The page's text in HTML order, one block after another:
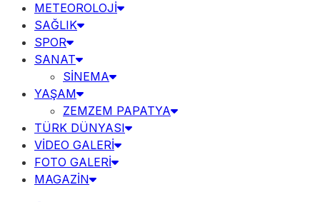
METEOROLOJİ
SAĞLIK
SPOR
SANAT
SİNEMA
YAŞAM
ZEMZEM PAPATYA
TÜRK DÜNYASI
VİDEO GALERİ
FOTO GALERİ
MAGAZİN